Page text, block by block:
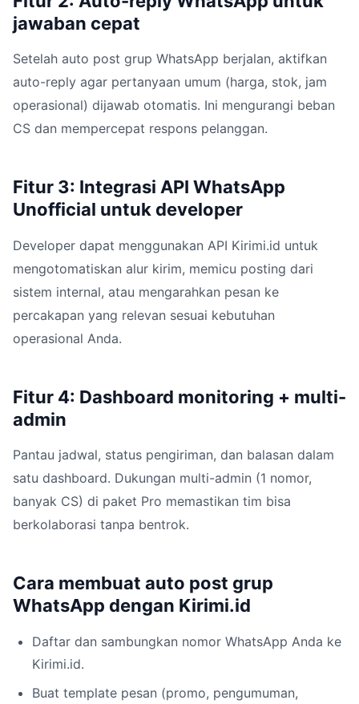
jawaban cepat
Setelah auto post grup WhatsApp berjalan, aktifkan
auto-reply agar pertanyaan umum (harga, stok, jam
operasional) dijawab otomatis. Ini mengurangi beban
CS dan mempercepat respons pelanggan.
Fitur 3: Integrasi API WhatsApp
Unofficial untuk developer
Developer dapat menggunakan API Kirimi.id untuk
mengotomatiskan alur kirim, memicu posting dari
sistem internal, atau mengarahkan pesan ke
percakapan yang relevan sesuai kebutuhan
operasional Anda.
Fitur 4: Dashboard monitoring + multi-
admin
Pantau jadwal, status pengiriman, dan balasan dalam
satu dashboard. Dukungan multi-admin (1 nomor,
banyak CS) di paket Pro memastikan tim bisa
berkolaborasi tanpa bentrok.
Cara membuat auto post grup
WhatsApp dengan Kirimi.id
Daftar dan sambungkan nomor WhatsApp Anda ke
Kirimi.id.
Buat template pesan (promo, pengumuman,